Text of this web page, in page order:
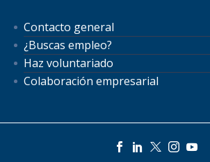
Contacto general
¿Buscas empleo?
Haz voluntariado
Colaboración empresarial